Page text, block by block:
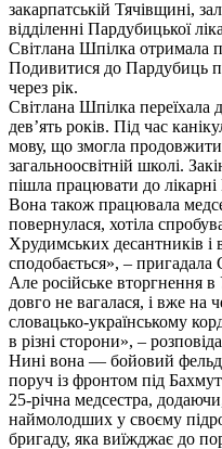
закарпатській Тячівщині,
відділенні Пардубицької
Світлана Шпілка
Подивитися до Пардубиць
через рік.
Світлана Шпілка переїхала
дев’ять років. Під час
мову, що змогла
загальноосвітній школі.
пішла працювати до лікарні
Вона також працювала
повернулася, хотіла
Хрудимських десантників
сподобається», – пригадала
Але російське вторгнення
довго не вагалася, і вже на
словацько-українському
в різні сторони», –
Нині вона — бойовий
поруч із фронтом під
25-річна медсестра,
наймолодших у своєму
бригаду, яка виїжджає до